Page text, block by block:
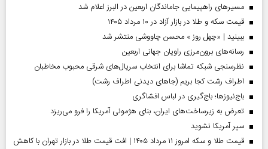
مسیر‌های راهپیمایی جاماندگان اربعین در البرز اعلام شد
قیمت سکه و طلا در بازار آزاد در ۱۰ مرداد ۱۴۰۵
ببینید | «چهل روز » محسن چاووشی منتشر شد
رسانه‌های برون‌مرزی راویان جهانی اربعین
نظرسنجی شبکه تماشا برای انتخاب سریال‌های شرقی محبوب مخاطبان
اطراف رشت کجا بریم (جاهای دیدنی اطراف رشت)
باج‌نیوزها؛ باج‌گیری در لباس افشاگری
تعرض به زیرساخت‌های ایران، بنای هژمونی آمریکا را فرو می‌ریزد
سپر آمریکا نشوید
قیمت طلا و سکه امروز ۱۱ مرداد ۱۴۰۵ | افت قیمت طلا در بازار تهران با کاهش